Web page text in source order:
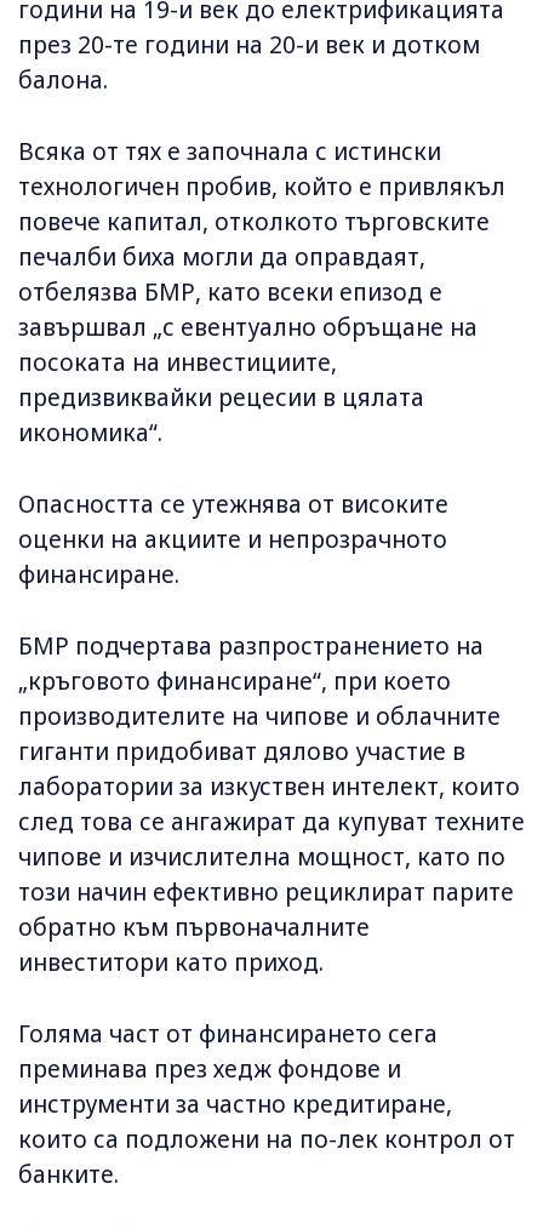
години на 19-и век до електрификацията
през 20-те години на 20-и век и дотком
балона.
Всяка от тях е започнала с истински
технологичен пробив, който е привлякъл
повече капитал, отколкото търговските
печалби биха могли да оправдаят,
отбелязва БМР, като всеки епизод е
завършвал „с евентуално обръщане на
посоката на инвестициите,
предизвиквайки рецесии в цялата
икономика“.
Опасността се утежнява от високите
оценки на акциите и непрозрачното
финансиране.
БМР подчертава разпространението на
„кръговото финансиране“, при което
производителите на чипове и облачните
гиганти придобиват дялово участие в
лаборатории за изкуствен интелект, които
след това се ангажират да купуват техните
чипове и изчислителна мощност, като по
този начин ефективно рециклират парите
обратно към първоначалните
инвеститори като приход.
Голяма част от финансирането сега
преминава през хедж фондове и
инструменти за частно кредитиране,
които са подложени на по-лек контрол от
банките.